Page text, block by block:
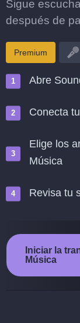
Sigue
después de
Premium
Abre
Conecta
Elige los
Música
Revisa tu
Iniciar la
Música